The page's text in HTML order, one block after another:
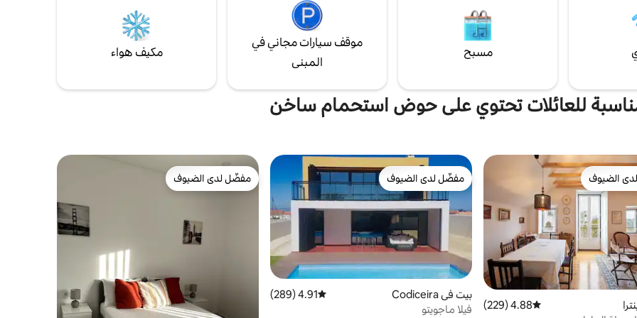
مسبح
موقف سيارات مجاني في
المبنى
مكيف هواء
للعائلات تحتوي على حوض استحمام ساخن
المفضّلة لدى الضيوف
الضيوف
متوسط التقييم 4.88 من 5، 229 مراجعات
4.88 (229)
مفضّل لدى الضيوف
مفضّل لدى الضيوف
بيت في Codiceira متوسط التقييم 4.91 من 5، 289 مراجعات
4.91 (289)
فيلا ماجويتو
مفضّل لدى الضيوف
مفضّل لدى الضيوف